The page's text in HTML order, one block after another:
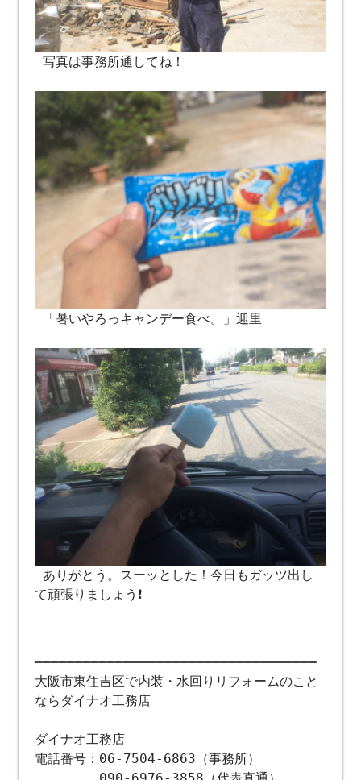
写真は事務所通してね！
「暑いやろっキャンデー食べ。」迎里
ありがとう。スーッとした！今日もガッツ出し
て頑張りましょう❗️
━━━━━━━━━━━━━━━━━━━━━━━━━━━━━━━━━━━
大阪市東住吉区で内装・水回りリフォームのこと
ならダイナオ工務店
ダイナオ工務店
電話番号：06-7504-6863（事務所）